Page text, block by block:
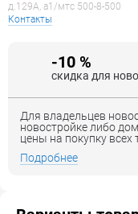
д.129А, a1/мтс 500-8-500
Контакты
-10 %
скидка для
Для владельцев
новостройке либо
цены на покупку всех
Подробнее